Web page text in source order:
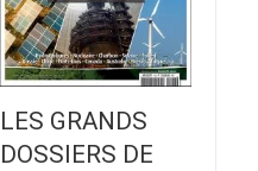
LES GRANDS
DOSSIERS DE